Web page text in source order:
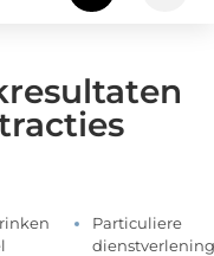
Particuliere
dienstverlening